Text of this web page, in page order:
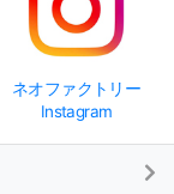
ネオファクトリー
Instagram